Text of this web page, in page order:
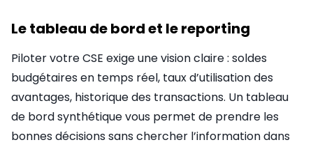
Le tableau de bord et le reporting
Piloter votre CSE exige une vision claire : soldes
budgétaires en temps réel, taux d’utilisation des
avantages, historique des transactions. Un tableau
de bord synthétique vous permet de prendre les
bonnes décisions sans chercher l’information dans